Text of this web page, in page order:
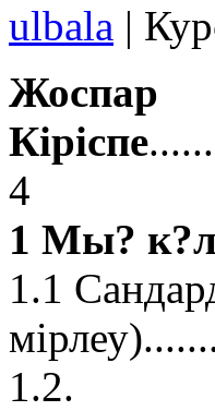
ulbala |
Жоспар
Кіріспе
4
1 Мы?
1.1
1.2.